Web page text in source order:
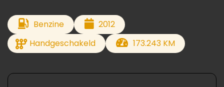
Benzine
2012
Handgeschakeld
173.243 KM